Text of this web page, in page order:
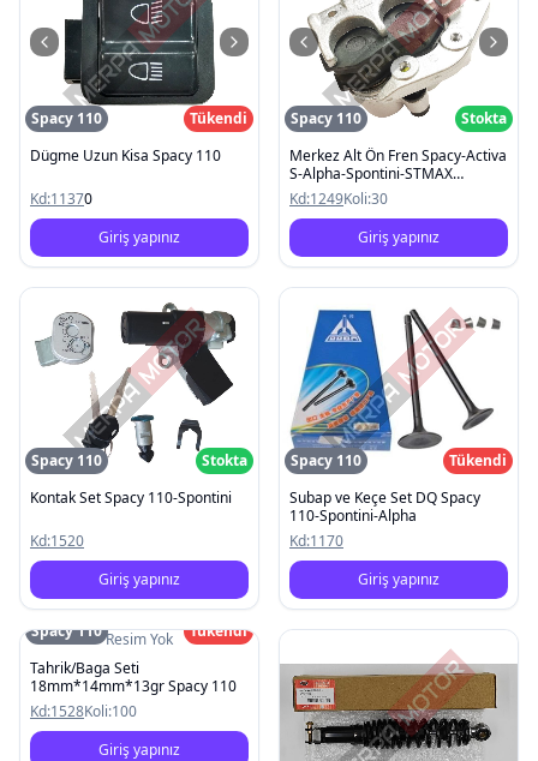
Spacy 110
Tükendi
Dügme Uzun Kisa Spacy 110
Kd:11370
Giriş yapınız
Spacy 110
Stokta
Merkez Alt Ön Fren Spacy-Activa
S-Alpha-Spontini-STMAX
Kobra2000
Kd:1249Koli:30
Giriş yapınız
Spacy 110
Stokta
Kontak Set Spacy 110-Spontini
Kd:1520
Giriş yapınız
Spacy 110
Tükendi
Subap ve Keçe Set DQ Spacy
110-Spontini-Alpha
Kd:1170
Giriş yapınız
Resim Yok
Spacy 110
Tükendi
Tahrik/Baga Seti
18mm*14mm*13gr Spacy 110
Kd:1528Koli:100
Giriş yapınız